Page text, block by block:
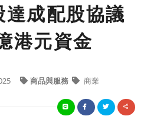
成配股協議
港元資金
商品與服務 商業